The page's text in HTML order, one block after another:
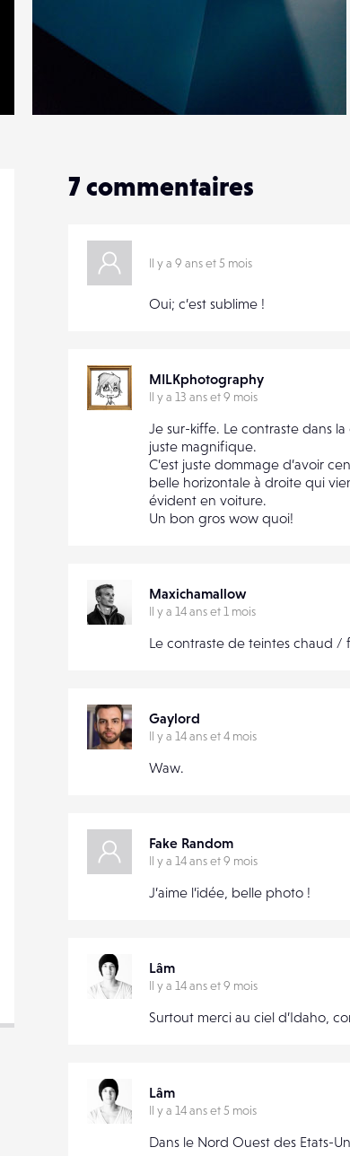
30
7 commentaires
Il y a 9 ans et 5 mois
Oui; c’est sublime !
MILKphotography
Il y a 13 ans et 9 mois
Je sur-kiffe. Le contraste dans
juste magnifique.
C’est juste dommage d’avoir
belle horizontale à droite qui
évident en voiture.
Un bon gros wow quoi!
Maxichamallow
Il y a 14 ans et 1 mois
Le contraste de teintes chaud /
Gaylord
Il y a 14 ans et 4 mois
Waw.
Fake Random
Il y a 14 ans et 9 mois
J’aime l’idée, belle photo !
Lâm
Il y a 14 ans et 9 mois
Surtout merci au ciel d’Idaho,
Lâm
Il y a 14 ans et 5 mois
Dans le Nord Ouest des Etats-